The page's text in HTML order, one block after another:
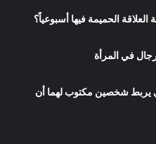
الحميمة فيها أسبوعياً؟
يربط شخصين مكتوب لهما أن